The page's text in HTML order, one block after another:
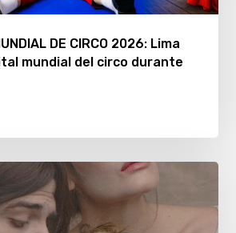
DE CIRCO 2026: Lima
mundial del circo durante